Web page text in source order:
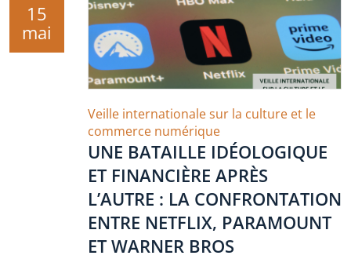
15
mai
Veille internationale sur la culture et le
commerce numérique
UNE BATAILLE IDÉOLOGIQUE
ET FINANCIÈRE APRÈS
L’AUTRE : LA CONFRONTATION
ENTRE NETFLIX, PARAMOUNT
ET WARNER BROS